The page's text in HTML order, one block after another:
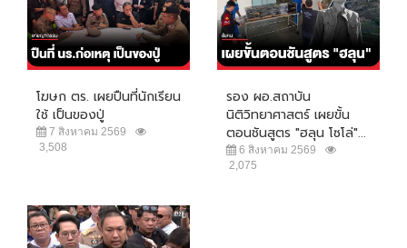
โฆษก ตร. เผยปืนที่นักเรียน
ใช้ เป็นของปู่
7 สิงหาคม 2569
3,508
รอง ผอ.สถาบัน
นิติวิทยาศาสตร์ เผยขั้น
ตอนชันสูตร "ฮลุน โซโล่"...
6 สิงหาคม 2569
2,075